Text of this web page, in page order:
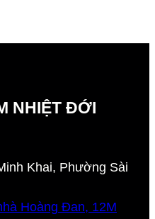
NHIỆT ĐỚI
Khai, Phường Sài
Hoàng Đan, 12M